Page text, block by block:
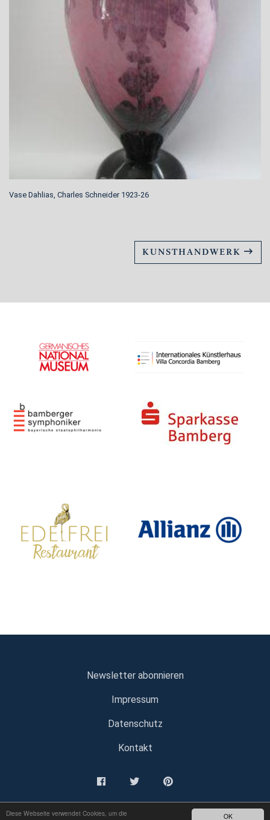
OK
Diese Webseite verwendet Cookies, um die
Vase Dahlias, Charles Schneider 1923-26
KUNSTHANDWERK
Newsletter abonnieren
Impressum
Datenschutz
Kontakt